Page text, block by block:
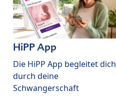
HiPP App
Die HiPP App begleitet dich
durch deine
Schwangerschaft